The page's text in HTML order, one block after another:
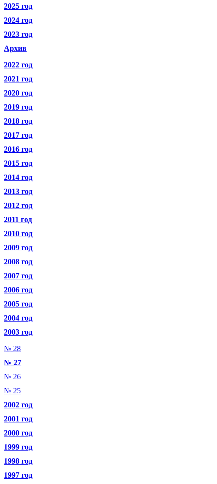
2025 год
2024 год
2023 год
Архив
2022 год
2021 год
2020 год
2019 год
2018 год
2017 год
2016 год
2015 год
2014 год
2013 год
2012 год
2011 год
2010 год
2009 год
2008 год
2007 год
2006 год
2005 год
2004 год
2003 год
№ 28
№ 27
№ 26
№ 25
2002 год
2001 год
2000 год
1999 год
1998 год
1997 год